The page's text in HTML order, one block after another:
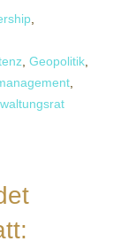
Geopolitik